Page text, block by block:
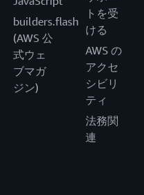
builders.flash
(AWS 公
式ウェ
ブマガ
ジン)
トを受
ける
AWS の
アクセ
シビリ
ティ
法務関
連